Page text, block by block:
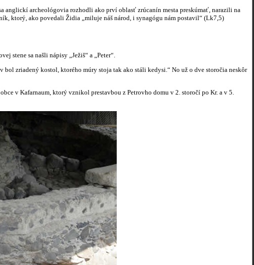
anglickí archeológovia rozhodli ako prví oblasť zrúcanín mesta preskúmať, narazili na
ktorý, ako povedali Židia „miluje náš národ, i synagógu nám postavil“ (Lk7,5)
stene sa našli nápisy „Ježiš“ a „Peter“.
zriadený kostol, ktorého múry stoja tak ako stáli kedysi.“ No už o dve storočia neskôr
v Kafarnaum, ktorý vznikol prestavbou z Petrovho domu v 2. storočí po Kr. a v 5.